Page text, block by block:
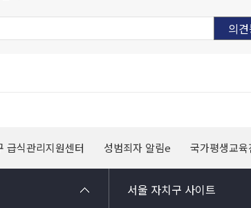
급식관리지원센터 성범죄자 알림e 국가평생교
서울 자치구 사이트